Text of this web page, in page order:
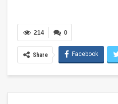
0
214
Share Facebook